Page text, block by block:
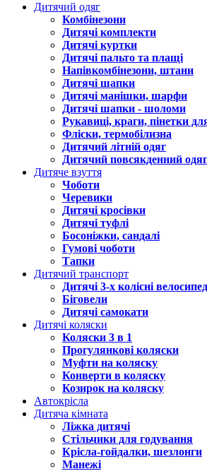
Дитячий одяг
Комбінезони
Дитячі комплекти
Дитячі куртки
Дитячі пальто та плащі
Напівкомбінезони, штани
Дитячі шапки
Дитячі манішки, шарфи
Дитячі шапки - шоломи
Рукавиці, краги, пінетки
Фліски, термобілизна
Дитячий літній одяг
Дитячий повсякденний одяг
Дитяче взуття
Чоботи
Черевики
Дитячі кросівки
Дитячі туфлі
Босоніжки, сандалі
Гумові чоботи
Тапки
Дитячий транспорт
Дитячі 3-х колісні
Біговели
Дитячі самокати
Дитячі коляски
Коляски 3 в 1
Прогулянкові коляски
Муфти на коляску
Конверти в коляску
Козирок на коляску
Автокрісла
Дитяча кімната
Ліжка дитячі
Стільчики для годування
Крісла-гойдалки, шезлонги
Манежі